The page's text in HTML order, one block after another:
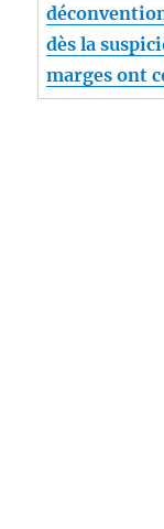
dès la
marges ont